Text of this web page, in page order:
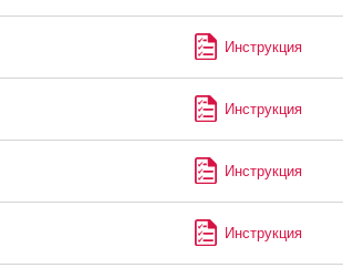
Инструкция
Инструкция
Инструкция
Инструкция